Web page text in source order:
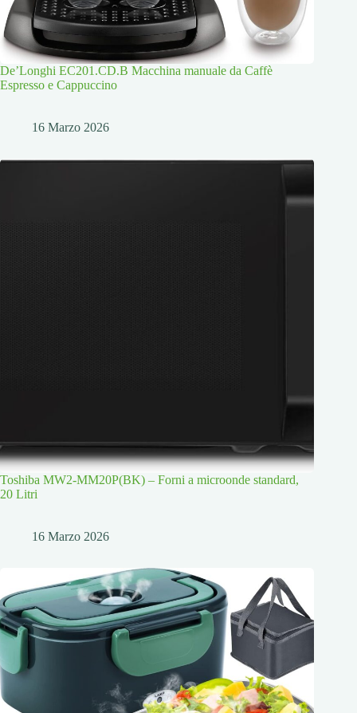
De’Longhi EC201.CD.B Macchina manuale da Caffè
Espresso e Cappuccino
16 Marzo 2026
Toshiba MW2-MM20P(BK) – Forni a microonde standard,
20 Litri
16 Marzo 2026